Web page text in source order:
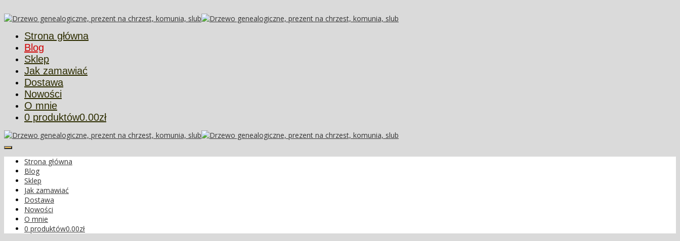
Strona główna
Blog
Sklep
Jak zamawiać
Dostawa
Nowości
O mnie
0 produktów0.00zł
Strona główna
Blog
Sklep
Jak zamawiać
Dostawa
Nowości
O mnie
0 produktów0.00zł